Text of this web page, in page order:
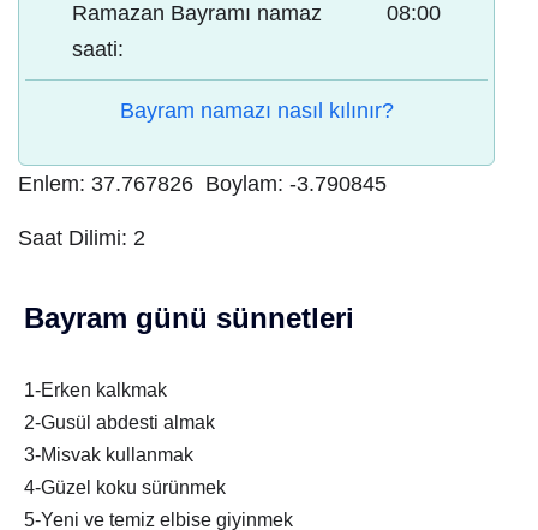
Ramazan Bayramı namaz
saati:
08:00
Bayram namazı nasıl kılınır?
Enlem: 37.767826 Boylam: -3.790845
Saat Dilimi: 2
Bayram günü sünnetleri
1-Erken kalkmak
2-Gusül abdesti almak
3-Misvak kullanmak
4-Güzel koku sürünmek
5-Yeni ve temiz elbise giyinmek